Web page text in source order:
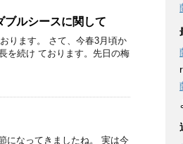
ルシースに関して
ります。 さて、今春3月頃か
を続け ております。先日の梅
になってきましたね。 実は今